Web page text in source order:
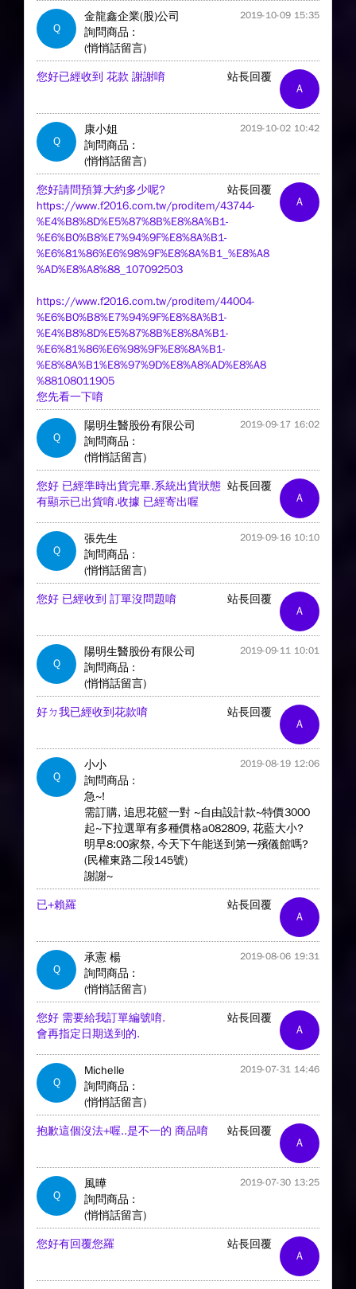
Q
金龍鑫企業(股)公司 2019-10-09 15:35
詢問商品 :
(悄悄話留言)
A
站長回覆
您好已經收到 花款 謝謝唷
Q
康小姐 2019-10-02 10:42
詢問商品 :
(悄悄話留言)
A
站長回覆
您好請問預算大約多少呢?
https://www.f2016.com.tw/proditem/43744-
%E4%B8%8D%E5%87%8B%E8%8A%B1-
%E6%B0%B8%E7%94%9F%E8%8A%B1-
%E6%81%86%E6%98%9F%E8%8A%B1_%E8%A8
%AD%E8%A8%88_107092503
https://www.f2016.com.tw/proditem/44004-
%E6%B0%B8%E7%94%9F%E8%8A%B1-
%E4%B8%8D%E5%87%8B%E8%8A%B1-
%E6%81%86%E6%98%9F%E8%8A%B1-
%E8%8A%B1%E8%97%9D%E8%A8%AD%E8%A8
%88108011905
您先看一下唷
Q
陽明生醫股份有限公司 2019-09-17 16:02
詢問商品 :
(悄悄話留言)
A
站長回覆
您好 已經準時出貨完畢.系統出貨狀態
有顯示已出貨唷.收據 已經寄出喔
Q
張先生 2019-09-16 10:10
詢問商品 :
(悄悄話留言)
A
站長回覆
您好 已經收到 訂單沒問題唷
Q
陽明生醫股份有限公司 2019-09-11 10:01
詢問商品 :
(悄悄話留言)
A
站長回覆
好ㄉ我已經收到花款唷
Q
小小 2019-08-19 12:06
詢問商品 :
急~!
需訂購, 追思花籃一對 ~自由設計款~特價3000
起~下拉選單有多種價格a082809, 花藍大小?
明早8:00家祭, 今天下午能送到第一殯儀館嗎?
(民權東路二段145號)
謝謝~
A
站長回覆
已+賴羅
Q
承憲 楊 2019-08-06 19:31
詢問商品 :
(悄悄話留言)
A
站長回覆
您好 需要給我訂單編號唷.
會再指定日期送到的.
Q
Michelle 2019-07-31 14:46
詢問商品 :
(悄悄話留言)
A
站長回覆
抱歉這個沒法+喔..是不一的 商品唷
Q
風曄 2019-07-30 13:25
詢問商品 :
(悄悄話留言)
A
站長回覆
您好有回覆您羅